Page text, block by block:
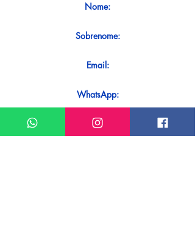
Nome:
Sobrenome:
Email:
WhatsApp:
Mensagem: